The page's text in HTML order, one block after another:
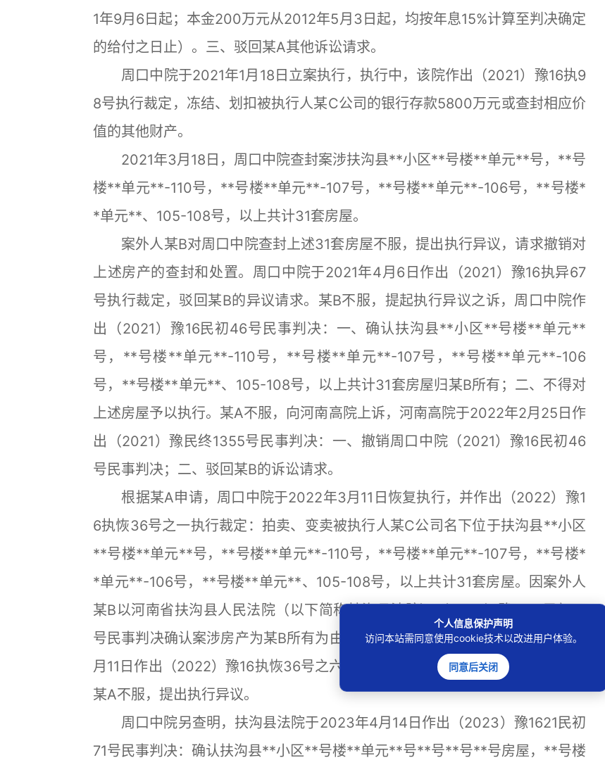
1年9月6日起；本金200万元从2012年5月3日起，均按年息15%计算至判决确定
的给付之日止）。三、驳回某A其他诉讼请求。
周口中院于2021年1月18日立案执行，执行中，该院作出（2021）豫16执9
8号执行裁定，冻结、划扣被执行人某C公司的银行存款5800万元或查封相应价
值的其他财产。
2021年3月18日，周口中院查封案涉扶沟县**小区**号楼**单元**号，**号
楼**单元**-110号，**号楼**单元**-107号，**号楼**单元**-106号，**号楼*
*单元**、105-108号，以上共计31套房屋。
案外人某B对周口中院查封上述31套房屋不服，提出执行异议，请求撤销对
上述房产的查封和处置。周口中院于2021年4月6日作出（2021）豫16执异67
号执行裁定，驳回某B的异议请求。某B不服，提起执行异议之诉，周口中院作
出（2021）豫16民初46号民事判决：一、确认扶沟县**小区**号楼**单元**
号，**号楼**单元**-110号，**号楼**单元**-107号，**号楼**单元**-106
号，**号楼**单元**、105-108号，以上共计31套房屋归某B所有；二、不得对
上述房屋予以执行。某A不服，向河南高院上诉，河南高院于2022年2月25日作
出（2021）豫民终1355号民事判决：一、撤销周口中院（2021）豫16民初46
号民事判决；二、驳回某B的诉讼请求。
根据某A申请，周口中院于2022年3月11日恢复执行，并作出（2022）豫1
6执恢36号之一执行裁定：拍卖、变卖被执行人某C公司名下位于扶沟县**小区
**号楼**单元**号，**号楼**单元**-110号，**号楼**单元**-107号，**号楼*
*单元**-106号，**号楼**单元**、105-108号，以上共计31套房屋。因案外人
某B以河南省扶沟县人民法院（以下简称扶沟县法院）（2023）豫1621民初71
号民事判决确认案涉房产为某B所有为由，要求中止执行，周口中院于2023年5
月11日作出（2022）豫16执恢36号之六执行裁定：中止案涉31套房屋的执行。
某A不服，提出执行异议。
周口中院另查明，扶沟县法院于2023年4月14日作出（2023）豫1621民初
71号民事判决：确认扶沟县**小区**号楼**单元**号**号**号**号房屋，**号楼
个人信息保护声明
访问本站需同意使用cookie技术以改进用户体验。
同意后关闭